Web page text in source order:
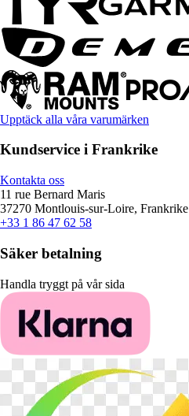
Upptäck alla våra varumärken
Kundservice i Frankrike
Kontakta oss
11 rue Bernard Maris
37270 Montlouis-sur-Loire, Frankrike
+33 1 86 47 62 58
Säker betalning
Handla tryggt på vår sida